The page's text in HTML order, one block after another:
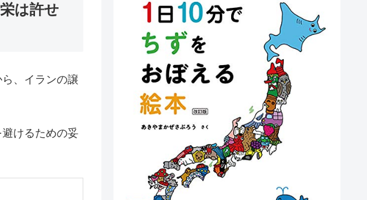
は許せ
、イランの譲
けるための妥